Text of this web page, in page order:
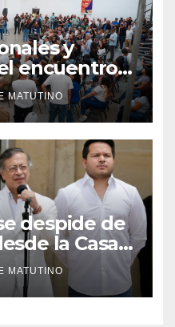
y
encuentro
MATUTINO
despide de
la Casa
MATUTINO